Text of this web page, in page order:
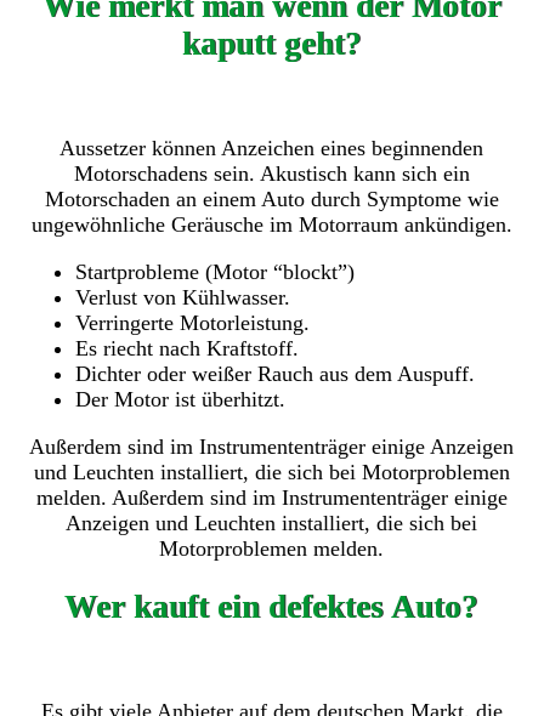
kaputt geht?
Aussetzer können Anzeichen eines beginnenden
Motorschadens sein. Akustisch kann sich ein
Motorschaden an einem Auto durch Symptome wie
ungewöhnliche Geräusche im Motorraum ankündigen.
Startprobleme (Motor “blockt”)
Verlust von Kühlwasser.
Verringerte Motorleistung.
Es riecht nach Kraftstoff.
Dichter oder weißer Rauch aus dem Auspuff.
Der Motor ist überhitzt.
Außerdem sind im Instrumententräger einige Anzeigen
und Leuchten installiert, die sich bei Motorproblemen
melden. Außerdem sind im Instrumententräger einige
Anzeigen und Leuchten installiert, die sich bei
Motorproblemen melden.
Wer kauft ein defektes Auto?